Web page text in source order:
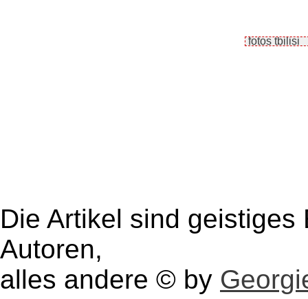
Die Artikel sind
Autoren,
alles andere © by